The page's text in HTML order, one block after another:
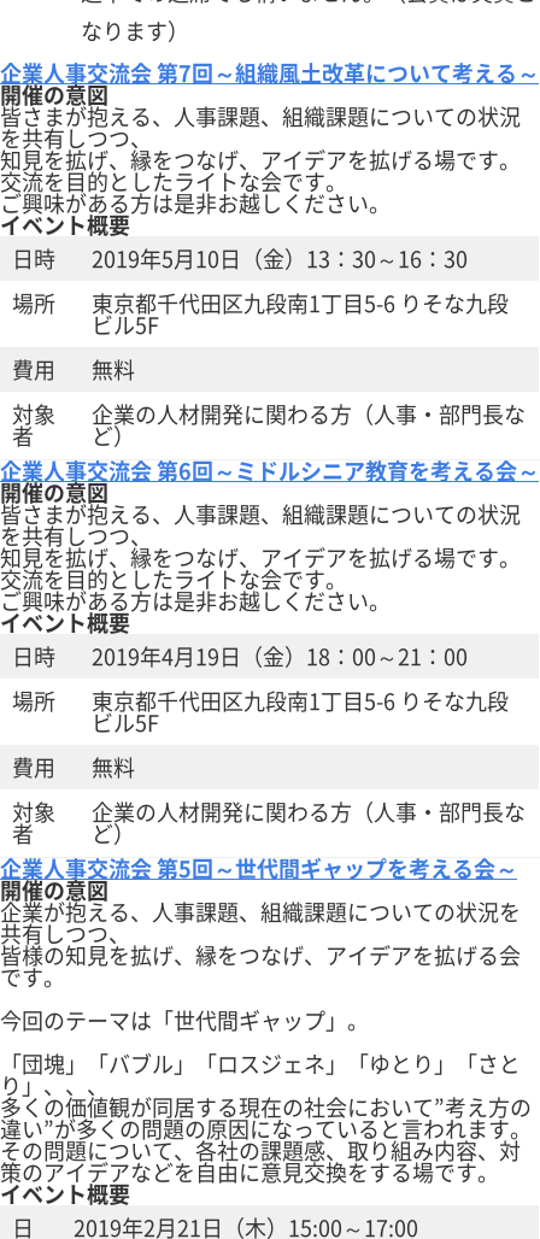
なります）
企業人事交流会 第7回～組織風土改革について考える～
開催の意図
皆さまが抱える、人事課題、組織課題についての状況
を共有しつつ、
知見を拡げ、縁をつなげ、アイデアを拡げる場です。
交流を目的としたライトな会です。
ご興味がある方は是非お越しください。
イベント概要
日時
2019年5月10日（金）13：30～16：30
場所
東京都千代田区九段南1丁目5-6 りそな九段
ビル5F
費用
無料
対象
者
企業の人材開発に関わる方（人事・部門長な
ど）
企業人事交流会 第6回～ミドルシニア教育を考える会～
開催の意図
皆さまが抱える、人事課題、組織課題についての状況
を共有しつつ、
知見を拡げ、縁をつなげ、アイデアを拡げる場です。
交流を目的としたライトな会です。
ご興味がある方は是非お越しください。
イベント概要
日時
2019年4月19日（金）18：00～21：00
場所
東京都千代田区九段南1丁目5-6 りそな九段
ビル5F
費用
無料
対象
者
企業の人材開発に関わる方（人事・部門長な
ど）
企業人事交流会 第5回～世代間ギャップを考える会～
開催の意図
企業が抱える、人事課題、組織課題についての状況を
共有しつつ、
皆様の知見を拡げ、縁をつなげ、アイデアを拡げる会
です。
今回のテーマは「世代間ギャップ」。
「団塊」「バブル」「ロスジェネ」「ゆとり」「さと
り」、、、
多くの価値観が同居する現在の社会において”考え方の
違い”が多くの問題の原因になっていると言われます。
その問題について、各社の課題感、取り組み内容、対
策のアイデアなどを自由に意見交換をする場です。
イベント概要
日
2019年2月21日（木）15:00～17:00